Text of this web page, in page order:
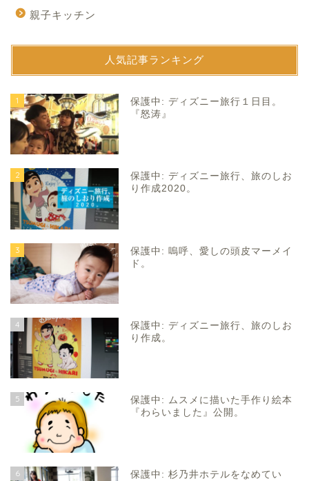
親子キッチン
人気記事ランキング
1
保護中: ディズニー旅行１日目。
『怒涛』
2
保護中: ディズニー旅行、旅のしお
り作成2020。
3
保護中: 嗚呼、愛しの頭皮マーメイ
ド。
4
保護中: ディズニー旅行、旅のしお
り作成。
5
保護中: ムスメに描いた手作り絵本
『わらいました』公開。
6
保護中: 杉乃井ホテルをなめてい